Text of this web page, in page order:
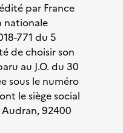
par France
nationale
771 du 5
de choisir son
au J.O. du 30
sous le numéro
le siège social
92400